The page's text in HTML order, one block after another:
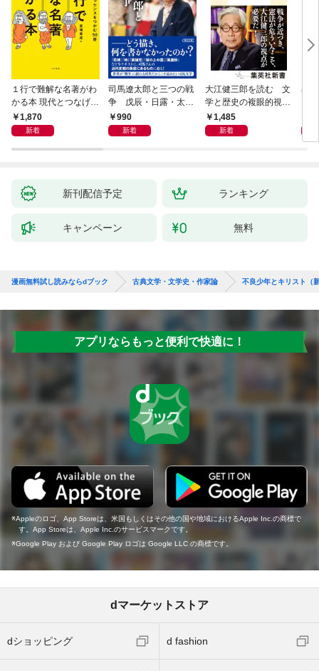
１行で難解な名著がわ
かる本 現代とつなげて
エッセンスをつかむ50
冊
1,870
新着
司馬遼太郎と三つの戦
争 戊辰・日露・太平
洋990
新着
大江健三郎を読む 文
学と歴史の複眼的視点
から1,485
新着
出
新刊配信予定 ランキング
キャンペーン 無料
漫画無料試し読みならdブック 古典文学・文学史・作家論 不良少年とキリスト（
アプリならもっと便利で快適に！
Appleのロゴ、App Storeは、米国もしくはその他の国や地域におけるApple Inc.の商標で
す。App Storeは、Apple Inc.のサービスマークです。
Google Play および Google Play ロゴは Google LLC の商標です。
dマーケットストア
dショッピング d fashion